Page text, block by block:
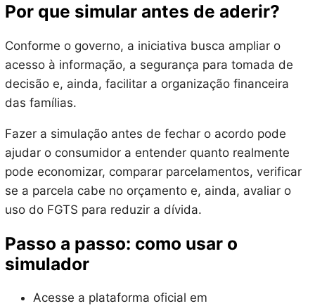
Por que simular antes de aderir?
Conforme o governo, a iniciativa busca ampliar o
acesso à informação, a segurança para tomada de
decisão e, ainda, facilitar a organização financeira
das famílias.
Fazer a simulação antes de fechar o acordo pode
ajudar o consumidor a entender quanto realmente
pode economizar, comparar parcelamentos, verificar
se a parcela cabe no orçamento e, ainda, avaliar o
uso do FGTS para reduzir a dívida.
Passo a passo: como usar o
simulador
Acesse a plataforma oficial em